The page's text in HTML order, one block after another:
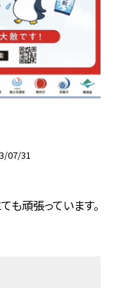
07/31
頑張っています。